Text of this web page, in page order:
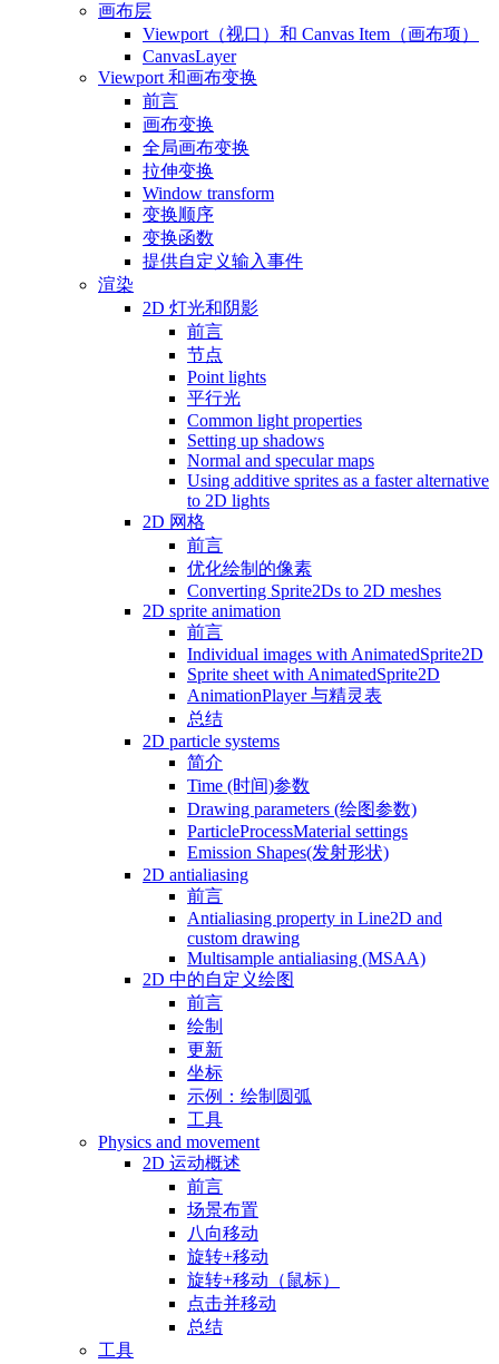
画布层
Viewport（视口）和 Canvas Item（画布项）
CanvasLayer
Viewport 和画布变换
前言
画布变换
全局画布变换
拉伸变换
Window transform
变换顺序
变换函数
提供自定义输入事件
渲染
2D 灯光和阴影
前言
节点
Point lights
平行光
Common light properties
Setting up shadows
Normal and specular maps
Using additive sprites as a faster alternative
to 2D lights
2D 网格
前言
优化绘制的像素
Converting Sprite2Ds to 2D meshes
2D sprite animation
前言
Individual images with AnimatedSprite2D
Sprite sheet with AnimatedSprite2D
AnimationPlayer 与精灵表
总结
2D particle systems
简介
Time (时间)参数
Drawing parameters (绘图参数)
ParticleProcessMaterial settings
Emission Shapes(发射形状)
2D antialiasing
前言
Antialiasing property in Line2D and
custom drawing
Multisample antialiasing (MSAA)
2D 中的自定义绘图
前言
绘制
更新
坐标
示例：绘制圆弧
工具
Physics and movement
2D 运动概述
前言
场景布置
八向移动
旋转+移动
旋转+移动（鼠标）
点击并移动
总结
工具